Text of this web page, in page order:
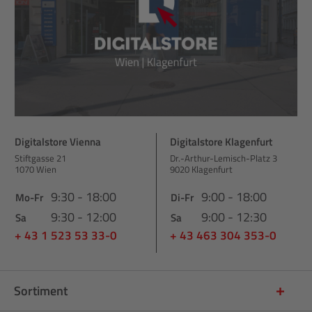
Digitalstore Vienna
Stiftgasse 21
1070 Wien
Mo-Fr 9:30 - 18:00
Sa 9:30 - 12:00
+ 43 1 523 53 33-0
Digitalstore Klagenfurt
Dr.-Arthur-Lemisch-Platz 3
9020 Klagenfurt
Di-Fr 9:00 - 18:00
Sa 9:00 - 12:30
+ 43 463 304 353-0
Sortiment